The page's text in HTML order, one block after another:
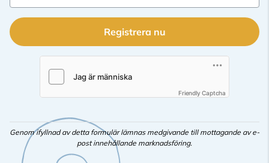
Registrera nu
Friendly Captcha
Genom ifyllnad av detta formulär lämnas medgivande till mottagande av e-
post innehållande marknadsföring.